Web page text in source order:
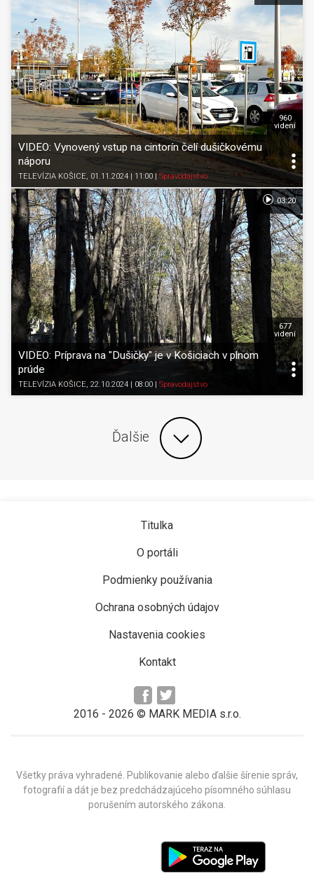
VIDEO: Vynovený vstup na cintorín čelí dušičkovému
náporu
TELEVÍZIA KOŠICE, 01.11.2024 | 11:00 Spravodajstvo
960
videní
VIDEO: Príprava na "Dušičky" je v Košiciach v plnom
prúde
TELEVÍZIA KOŠICE, 22.10.2024 | 08:00 Spravodajstvo
677
videní
03:20
Ďalšie
Titulka
O portáli
Podmienky používania
Ochrana osobných údajov
Nastavenia cookies
Kontakt
2016 - 2026 © MARK MEDIA s.r.o.
Všetky práva vyhradené. Publikovanie alebo ďalšie šírenie správ,
fotografií a dát je bez predchádzajúceho písomného súhlasu
porušením autorského zákona.